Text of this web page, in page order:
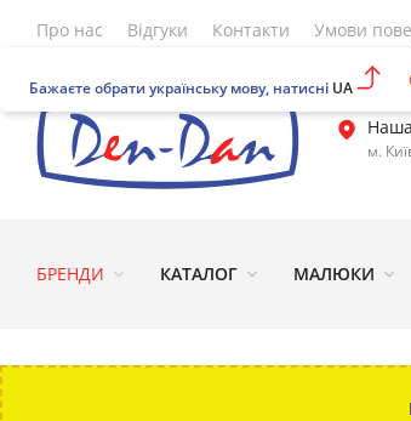
Про нас Відгуки Контакти Умови
м.
БРЕНДИ КАТАЛОГ МАЛЮКИ
Бажаєте обрати українську мову, натисні UA